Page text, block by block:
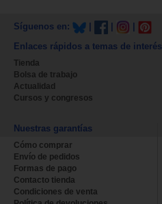
Síguenos en:
Enlaces rápidos a temas de interés
Tienda
Bolsa de trabajo
Actualidad
Cursos y congresos
Nuestras garantías
Cómo comprar
Envío de pedidos
Formas de pago
Contacto tienda
Condiciones de venta